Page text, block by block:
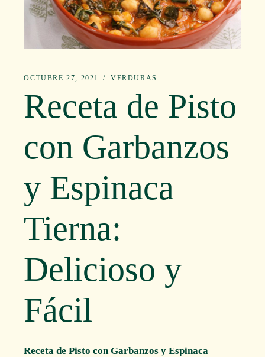
OCTUBRE 27, 2021 VERDURAS
Receta de Pisto
con Garbanzos
y Espinaca
Tierna:
Delicioso y
Fácil
Receta de Pisto con Garbanzos y Espinaca